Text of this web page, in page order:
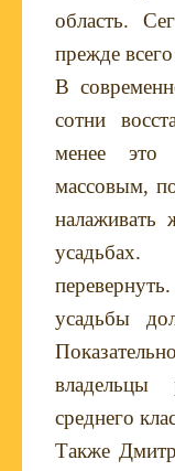
область.
прежде
В
сотни
менее это
массовым,
налаживать
усадьбы
среднего
Также